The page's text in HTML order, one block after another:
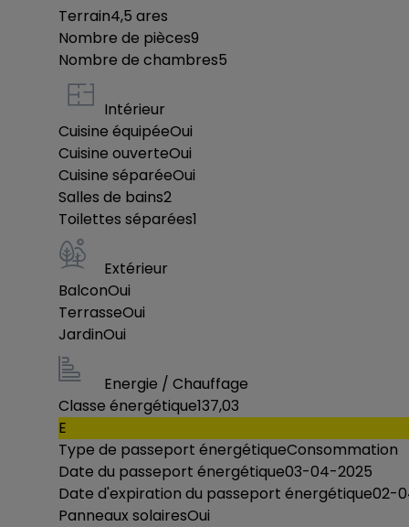
Terrain4,5 ares
Nombre de pièces9
Nombre de chambres5
Intérieur
Cuisine équipéeOui
Cuisine ouverteOui
Cuisine séparéeOui
Salles de bains2
Toilettes séparées1
Extérieur
BalconOui
TerrasseOui
JardinOui
Energie / Chauffage
Classe énergétique137,03
E
Type de passeport énergétiqueConsommation
Date du passeport énergétique03-04-2025
Date d'expiration du passeport énergétique02-
Panneaux solairesOui